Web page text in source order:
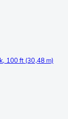
100 ft (30,48 m)